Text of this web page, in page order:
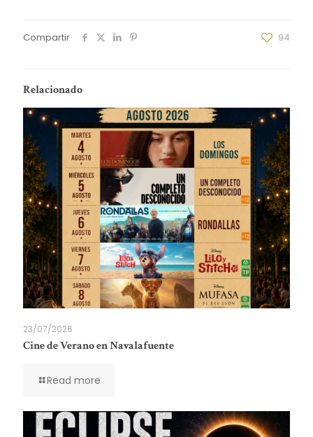
Compartir 94
Relacionado
23/07/2026
Cine de Verano en Navalafuente
Read more